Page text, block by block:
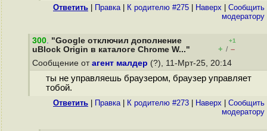
Ответить Правка| К родителю #275 Наверх
Cообщить
модератору
300. "Google отключил дополнение
uBlock Origin в каталоге Chrome W..."
+1
+ / –
Сообщение от агент малдер (?), 11-Мрт-25, 20:14
ты не управляешь браузером, браузер управляет
тобой.
Ответить Правка| К родителю #273 Наверх
Cообщить
модератору